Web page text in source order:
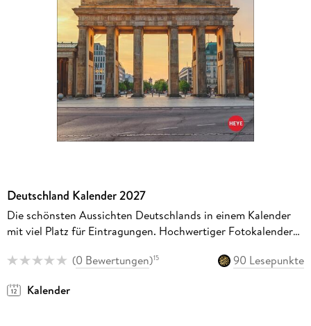
Deutschland Kalender 2027
Die schönsten Aussichten Deutschlands in einem Kalender
mit viel Platz für Eintragungen. Hochwertiger Fotokalender
(0 Bewertungen)15
90 Lesepunkte
Kalender